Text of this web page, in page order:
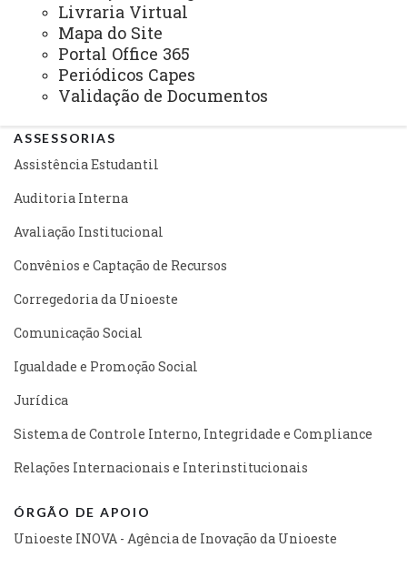
Livraria Virtual
Mapa do Site
Portal Office 365
Periódicos Capes
Validação de Documentos
Recursos Humanos
Planejamento
ASSESSORIAS
Assistência Estudantil
Auditoria Interna
Avaliação Institucional
Convênios e Captação de Recursos
Corregedoria da Unioeste
Comunicação Social
Igualdade e Promoção Social
Jurídica
Sistema de Controle Interno, Integridade e Compliance
Relações Internacionais e Interinstitucionais
ÓRGÃO DE APOIO
Unioeste INOVA - Agência de Inovação da Unioeste